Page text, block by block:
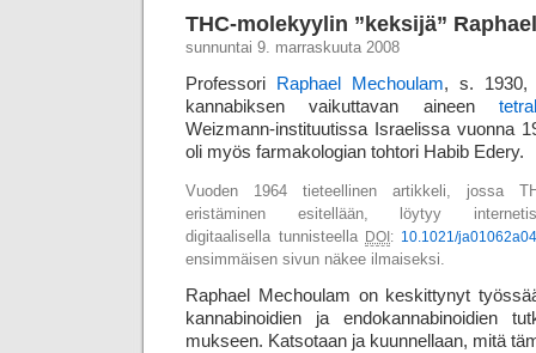
THC-molekyylin ”keksijä”
sunnuntai 9. marraskuuta 2008
Professori Raphael Mechoulam, s. 1930,
kannabiksen vaikuttavan aineen
Weizmann-instituutissa Israelissa vuonna
oli myös farmako­logian tohtori Habib Edery.
Vuoden 1964 tieteellinen artikkeli, jossa
eristäminen esitellään, löytyy
digitaalisella tunnisteella DOI: 10.1021/
ensimmäisen sivun näkee ilmaiseksi.
Raphael Mechoulam on keskittynyt
kannabinoidien ja endo­kannabinoidien
muk­seen. Katso­taan ja kuunnellaan, mitä